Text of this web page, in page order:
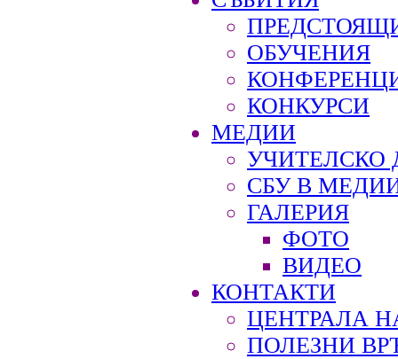
ОБУЧЕНИЯ
КОНКУРСИ
МЕДИИ
УЧИТЕЛСКО
СБУ В
ГАЛЕРИЯ
ФОТО
ВИДЕО
КОНТАКТИ
ЦЕНТРАЛА
ПОЛЕЗНИ